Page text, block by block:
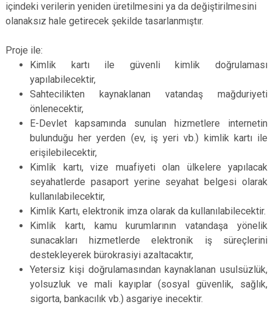
içindeki verilerin yeniden üretilmesini ya da değiştirilmesini
olanaksız hale getirecek şekilde tasarlanmıştır.
Proje ile:
Kimlik kartı ile güvenli kimlik doğrulaması
yapılabilecektir,
Sahtecilikten kaynaklanan vatandaş mağduriyeti
önlenecektir,
E-Devlet kapsamında sunulan hizmetlere internetin
bulunduğu her yerden (ev, iş yeri vb.) kimlik kartı ile
erişilebilecektir,
Kimlik kartı, vize muafiyeti olan ülkelere yapılacak
seyahatlerde pasaport yerine seyahat belgesi olarak
kullanılabilecektir,
Kimlik Kartı, elektronik imza olarak da kullanılabilecektir.
Kimlik kartı, kamu kurumlarının vatandaşa yönelik
sunacakları hizmetlerde elektronik iş süreçlerini
destekleyerek bürokrasiyi azaltacaktır,
Yetersiz kişi doğrulamasından kaynaklanan usulsüzlük,
yolsuzluk ve mali kayıplar (sosyal güvenlik, sağlık,
sigorta, bankacılık vb.) asgariye inecektir.